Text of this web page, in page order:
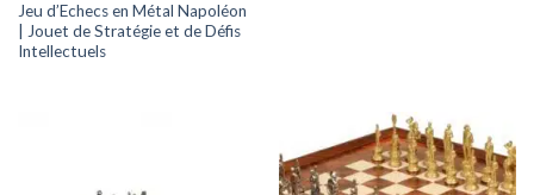
Jeu d’Echecs en Métal Napoléon
| Jouet de Stratégie et de Défis
Intellectuels